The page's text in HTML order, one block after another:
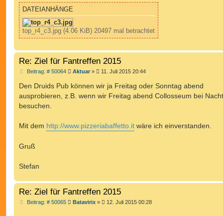
DATEIANHÄNGE
top_r4_c3.jpg (4.06 KiB) 20497 mal betrachtet
Re: Ziel für Fantreffen 2015
Beitrag: # 50064B
i
t
r
Aktuar» 11. Juli 2015 20:44
Den Druids Pub können wir ja Freitag oder Sonntag abend
ausprobieren, z.B. wenn wir Freitag abend Collosseum bei Nacht
besuchen.
Mit dem http://www.pizzeriabaffetto.it wäre ich einverstanden.
Gruß
Stefan
Re: Ziel für Fantreffen 2015
Beitrag: # 50065B Batavirix» 12. Juli 2015 00:28